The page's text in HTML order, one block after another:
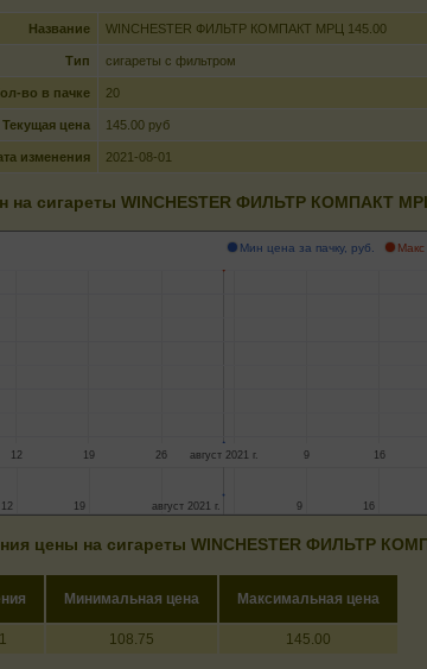
Название WINCHESTER ФИЛЬТР КОМПАКТ МРЦ 145.00
Тип сигареты с фильтром
во в пачке 20
Текущая цена 145.00 руб
изменения 2021-08-01
на сигареты WINCHESTER ФИЛЬТР КОМПАКТ
Мин цена за пачку, руб. Макс
август 2021 г.
12 19 26 9 16
август 2021 г.
август 2021 г.
12
12 19
19 9
9 16
16
цены на сигареты WINCHESTER ФИЛЬТР
Минимальная цена Максимальная цена
108.75 145.00